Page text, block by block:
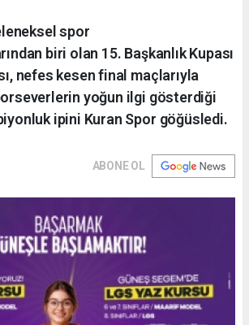
spor
biri olan 15. Başkanlık Kupası
nefes kesen final maçlarıyla
yoğun ilgi gösterdiği
ipini Kuran Spor göğüsledi.
ABONE OL